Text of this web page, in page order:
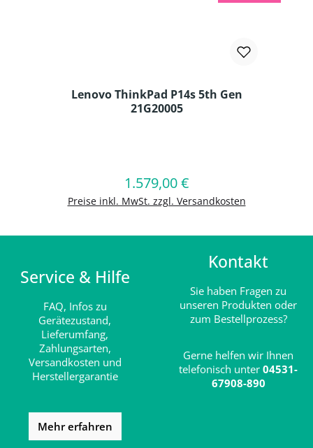
Lenovo ThinkPad P14s 5th Gen
21G20005
Regulärer Preis:
1.579,00 €
Preise inkl. MwSt. zzgl. Versandkosten
In den Warenkorb
Service & Hilfe
FAQ, Infos zu
Gerätezustand,
Lieferumfang,
Zahlungsarten,
Versandkosten und
Herstellergarantie
Mehr erfahren
Kontakt
Sie haben Fragen zu
unseren Produkten oder
zum Bestellprozess?
Gerne helfen wir Ihnen
telefonisch unter 04531-
67908-890